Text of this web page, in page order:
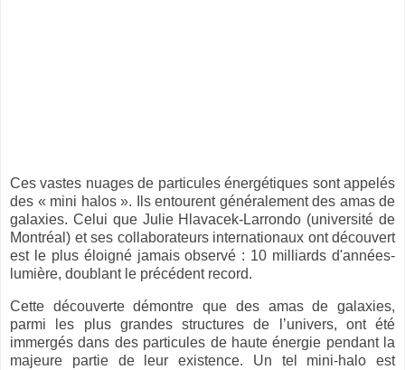
Ces vastes nuages de particules énergétiques sont appelés
des « mini halos ». Ils entourent généralement des amas de
galaxies. Celui que Julie Hlavacek-Larrondo (université de
Montréal) et ses collaborateurs internationaux ont découvert
est le plus éloigné jamais observé : 10 milliards d'années-
lumière, doublant le précédent record.
Cette découverte démontre que des amas de galaxies,
parmi les plus grandes structures de l’univers, ont été
immergés dans des particules de haute énergie pendant la
majeure partie de leur existence. Un tel mini-halo est